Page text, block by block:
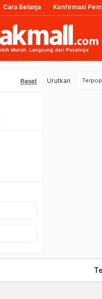
Cara Belanja Konfirmasi
Reset Urutkan